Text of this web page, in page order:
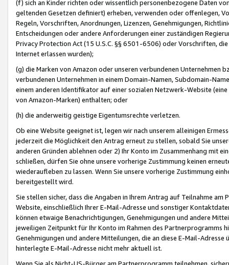
(f) sich an Kinder richten oder wissentlich personenbezogene Daten
geltenden Gesetzen definiert) erheben, verwenden oder offenlegen,
Regeln, Vorschriften, Anordnungen, Lizenzen, Genehmigungen,
Entscheidungen oder andere Anforderungen einer zuständigen
Privacy Protection Act (15 U.S.C. §§ 6501-6506) oder Vorschriften,
Internet erlassen wurden);
(g) die Marken von Amazon oder unseren verbundenen Unternehmen
verbundenen Unternehmen in einem Domain-Namen, Subdomain-
einem anderen Identifikator auf einer sozialen Netzwerk-Website
von Amazon-Marken) enthalten; oder
(h) die anderweitig geistige Eigentumsrechte verletzen.
Ob eine Website geeignet ist, legen wir nach unserem alleinigen
jederzeit die Möglichkeit den Antrag erneut zu stellen, sobald Sie
anderen Gründen ablehnen oder 2) Ihr Konto im Zusammenhang mit
schließen, dürfen Sie ohne unsere vorherige Zustimmung keinen
wiederaufleben zu lassen. Wenn Sie unsere vorherige Zustimmung
bereitgestellt wird.
Sie stellen sicher, dass die Angaben in Ihrem Antrag auf Teilnahme
Website, einschließlich Ihrer E-Mail-Adresse und sonstiger
können etwaige Benachrichtigungen, Genehmigungen und andere
jeweiligen Zeitpunkt für Ihr Konto im Rahmen des Partnerprogramms
Genehmigungen und andere Mitteilungen, die an diese E-Mail-
hinterlegte E-Mail-Adresse nicht mehr aktuell ist.
Wenn Sie als Nicht-US-Bürger am Partnerprogramm teilnehmen,